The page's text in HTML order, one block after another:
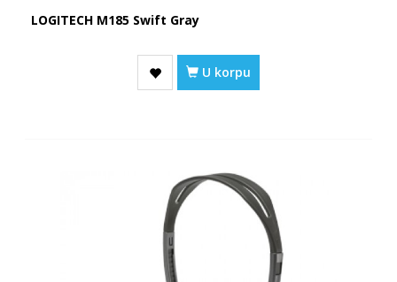
LOGITECH M185 Swift Gray
U korpu